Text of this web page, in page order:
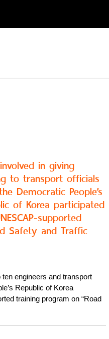
in giving
to transport officials
Democratic People’s
of Korea participated
supported
Safety and Traffic
engineers and transport
Republic of Korea
training program on “Road